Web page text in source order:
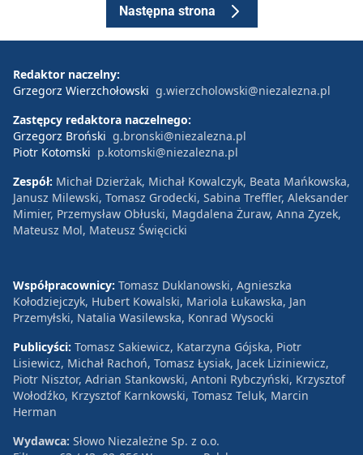
Następna strona
Redaktor naczelny:
Grzegorz Wierzchołowski g.wierzcholowski@niezalezna.pl
Zastępcy redaktora naczelnego:
Grzegorz Broński g.bronski@niezalezna.pl
Piotr Kotomski p.kotomski@niezalezna.pl
Zespół: Michał Dzierżak, Michał Kowalczyk, Beata Mańkowska,
Janusz Milewski, Tomasz Grodecki, Sabina Treffler, Aleksander
Mimier, Przemysław Obłuski, Magdalena Żuraw, Anna Zyzek,
Mateusz Mol, Mateusz Święcicki
Współpracownicy: Tomasz Duklanowski, Agnieszka
Kołodziejczyk, Hubert Kowalski, Mariola Łukawska, Jan
Przemyłski, Natalia Wasilewska, Konrad Wysocki
Publicyści: Tomasz Sakiewicz, Katarzyna Gójska, Piotr
Lisiewicz, Michał Rachoń, Tomasz Łysiak, Jacek Liziniewicz,
Piotr Nisztor, Adrian Stankowski, Antoni Rybczyński, Krzysztof
Wołodźko, Krzysztof Karnkowski, Tomasz Teluk, Marcin
Herman
Wydawca: Słowo Niezależne Sp. z o.o.